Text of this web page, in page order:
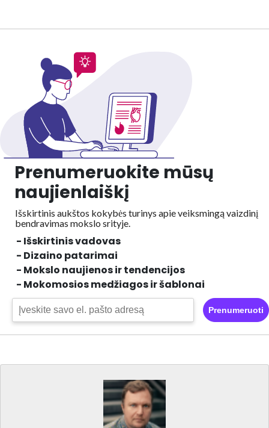
Prenumeruokite mūsų
naujienlaiškį
Išskirtinis aukštos kokybės turinys apie veiksmingą vaizdinį
bendravimas mokslo srityje.
- Išskirtinis vadovas
- Dizaino patarimai
- Mokslo naujienos ir tendencijos
- Mokomosios medžiagos ir šablonai
Prenumeruoti